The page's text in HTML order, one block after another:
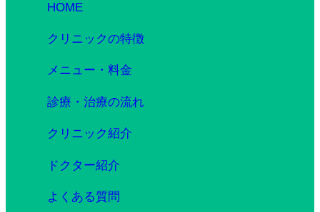
HOME
クリニックの特徴
メニュー・料金
診療・治療の流れ
クリニック紹介
ドクター紹介
よくある質問